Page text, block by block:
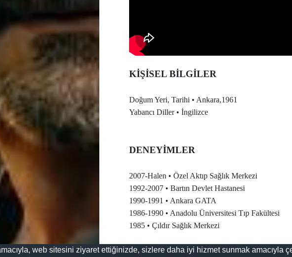
web sitesini ziyaret ettiğinizde, sizlere daha iyi hizmet sunmak amacıyla
KİŞİSEL BİLGİLER
Doğum Yeri, Tarihi • Ankara,1961
Yabancı Diller • İngilizce
DENEYİMLER
2007-Halen • Özel Aktıp Sağlık Merkezi
1992-2007 • Bartın Devlet Hastanesi
1990-1991 • Ankara GATA
1986-1990 • Anadolu Üniversitesi Tıp Fakültesi
1985 • Çıldır Sağlık Merkezi